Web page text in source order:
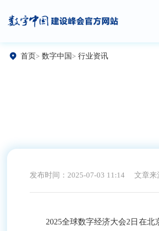
首页 数字中国 行业资讯
发布时间：2025-07-03 11:14 文章来
2025全球数字经济大会2日在北